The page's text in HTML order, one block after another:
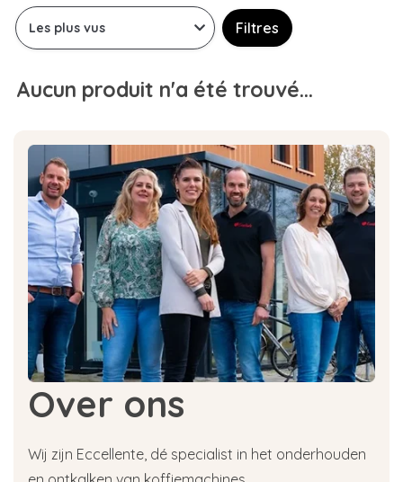
Filtres
Aucun produit n'a été trouvé...
Over ons
Wij zijn Eccellente, dé specialist in het onderhouden